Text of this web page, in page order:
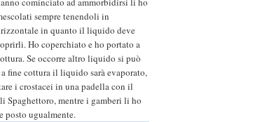
sempre tenendoli in
in quanto il liquido deve
Ho coperchiato e ho portato a
Se occorre altro liquido si può
fine cottura il liquido sarà evaporato,
i crostacei in una padella con il
Spaghettoro, mentre i gamberi li ho
posto ugualmente.